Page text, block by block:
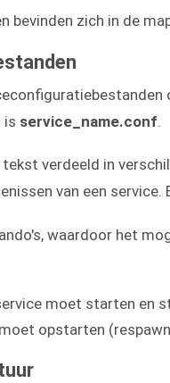
bevinden zich in de
is service_name.conf
verdeeld in
van een
waardoor het
moet starten en
opstarten